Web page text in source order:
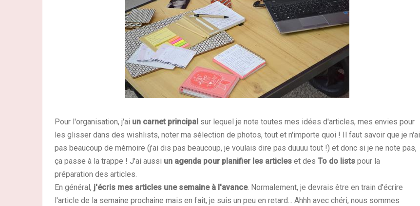
Pour l'organisation, j'ai un carnet principal sur lequel je note toutes mes idées d'articles, mes envies pour
les glisser dans des wishlists, noter ma sélection de photos, tout et n'importe quoi ! Il faut savoir que je n'ai
pas beaucoup de mémoire (j'ai dis pas beaucoup, je voulais dire pas duuuu tout !) et donc si je ne note pas,
ça passe à la trappe ! J'ai aussi un agenda pour planifier les articles et des To do lists pour la
préparation des articles.
En général, j'écris mes articles une semaine à l'avance. Normalement, je devrais être en train d'écrire
l'article de la semaine prochaine mais en fait, je suis un peu en retard... Ahhh avec chéri, nous sommes